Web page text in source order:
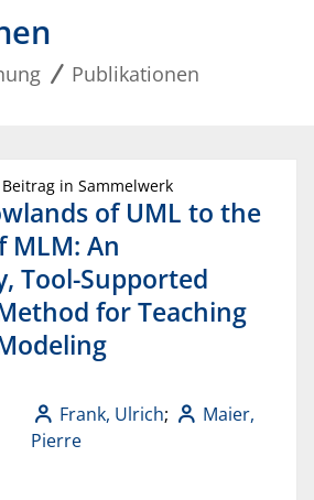
Publikationen
in Sammelwerk
of UML to the
MLM: An
Tool-Supported
for Teaching
Frank, Ulrich;
Maier,
Pierre